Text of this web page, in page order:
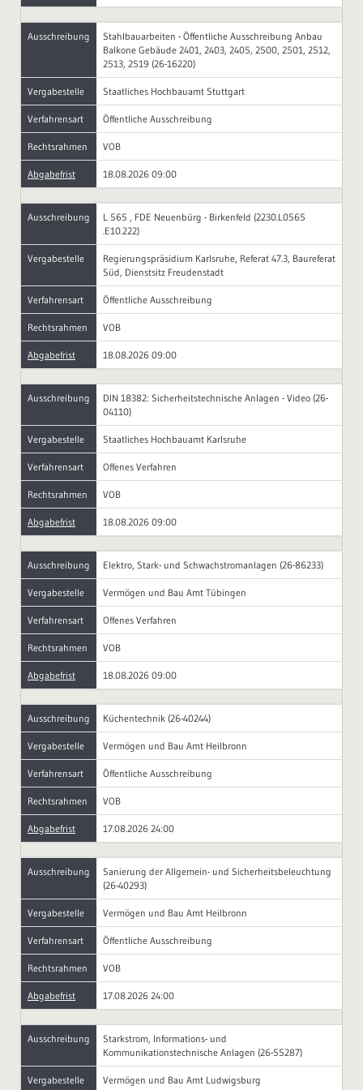
Ausschreibung
Stahlbauarbeiten - Öffentliche Ausschreibung Anbau
Balkone Gebäude 2401, 2403, 2405, 2500, 2501, 2512,
2513, 2519 (26-16220)
Vergabestelle Staatliches Hochbauamt Stuttgart
Verfahrensart Öffentliche Ausschreibung
Rechtsrahmen VOB
Abgabefrist 18.08.2026 09:00
Ausschreibung
L 565 , FDE Neuenbürg - Birkenfeld (2230.L0565
.E10.222)
Vergabestelle
Regierungspräsidium Karlsruhe, Referat 47.3, Baureferat
Süd, Dienstsitz Freudenstadt
Verfahrensart Öffentliche Ausschreibung
Rechtsrahmen VOB
Abgabefrist 18.08.2026 09:00
Ausschreibung
DIN 18382: Sicherheitstechnische Anlagen - Video (26-
04110)
Vergabestelle Staatliches Hochbauamt Karlsruhe
Verfahrensart Offenes Verfahren
Rechtsrahmen VOB
Abgabefrist 18.08.2026 09:00
Ausschreibung Elektro, Stark- und Schwachstromanlagen (26-86233)
Vergabestelle Vermögen und Bau Amt Tübingen
Verfahrensart Offenes Verfahren
Rechtsrahmen VOB
Abgabefrist 18.08.2026 09:00
Ausschreibung Küchentechnik (26-40244)
Vergabestelle Vermögen und Bau Amt Heilbronn
Verfahrensart Öffentliche Ausschreibung
Rechtsrahmen VOB
Abgabefrist 17.08.2026 24:00
Ausschreibung
Sanierung der Allgemein- und Sicherheitsbeleuchtung
(26-40293)
Vergabestelle Vermögen und Bau Amt Heilbronn
Verfahrensart Öffentliche Ausschreibung
Rechtsrahmen VOB
Abgabefrist 17.08.2026 24:00
Ausschreibung
Starkstrom, Informations- und
Kommunikationstechnische Anlagen (26-55287)
Vergabestelle Vermögen und Bau Amt Ludwigsburg